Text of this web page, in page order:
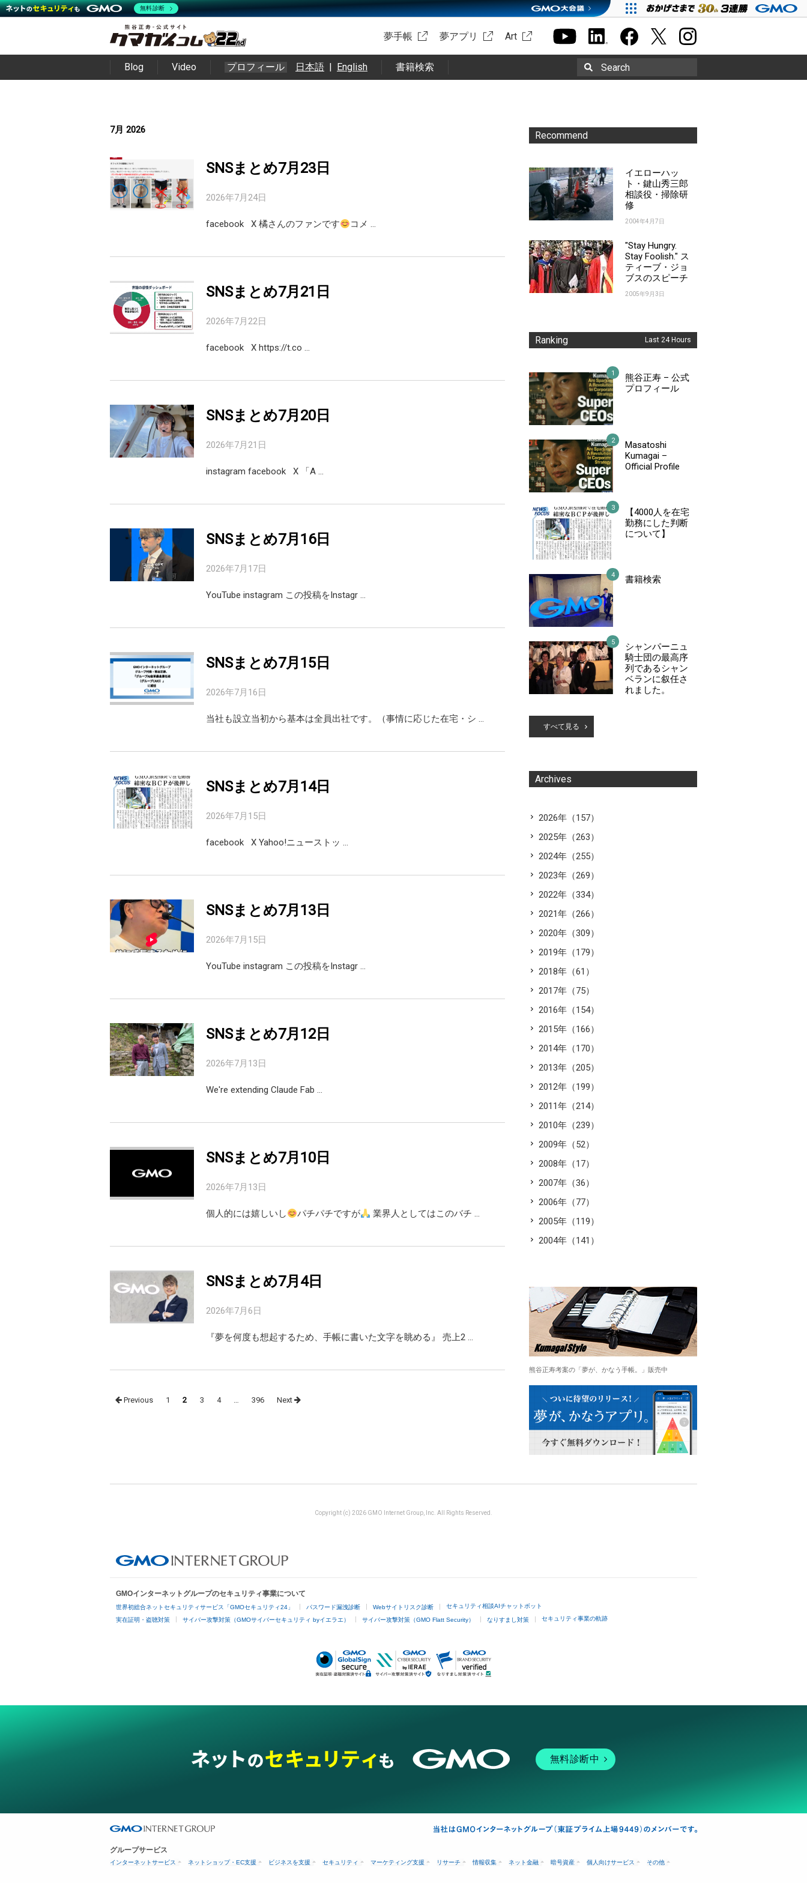
夢手帳 夢アプリ Art
Blog Video プロフィール 日本語 | English 書籍検索 Search
7月 2026
SNSまとめ7月23日
2026年7月24日
facebook X 橘さんのファンです コメ …
SNSまとめ7月21日
2026年7月22日
facebook X https://t.co …
SNSまとめ7月20日
2026年7月21日
instagram facebook X 「A …
SNSまとめ7月16日
2026年7月17日
YouTube instagram この投稿をInstagr …
SNSまとめ7月15日
2026年7月16日
当社も設立当初から基本は全員出社です。（事情に応じた在宅・シ …
SNSまとめ7月14日
2026年7月15日
facebook X Yahoo!ニューストッ …
SNSまとめ7月13日
2026年7月15日
YouTube instagram この投稿をInstagr …
SNSまとめ7月12日
2026年7月13日
We're extending Claude Fab …
SNSまとめ7月10日
2026年7月13日
個人的には嬉しいし パチパチですが 業界人としてはこのバチ …
SNSまとめ7月4日
2026年7月6日
『夢を何度も想起するため、手帳に書いた文字を眺める』 売上2 …
PostsPrevious 1 2 3 4 … 396 Next
Recommend
イエローハッ
ト・鍵山秀三郎
相談役・掃除研
修
2004年4月7日
"Stay Hungry.
Stay Foolish." ス
ティーブ・ジョ
ブスのスピーチ
2005年9月3日
Ranking Last 24 Hours
熊谷正寿 – 公式
プロフィール
Masatoshi
Kumagai –
Official Profile
【4000人を在宅
勤務にした判断
について】
書籍検索
シャンパーニュ
騎士団の最高序
列であるシャン
ベランに叙任さ
れました。
すべて見る
Archives
2026年（157）
2025年（263）
2024年（255）
2023年（269）
2022年（334）
2021年（266）
2020年（309）
2019年（179）
2018年（61）
2017年（75）
2016年（154）
2015年（166）
2014年（170）
2013年（205）
2012年（199）
2011年（214）
2010年（239）
2009年（52）
2008年（17）
2007年（36）
2006年（77）
2005年（119）
2004年（141）
熊谷正寿考案の「夢が、かなう手帳。」販売中
Copyright (c) 2026 GMO Internet Group, Inc. All Rights Reserved.
GMOインターネットグループのセキュリティ事業について
世界初総合ネットセキュリティサービス「GMOセキュリティ24」 パスワード漏洩診断 Webサイトリスク診断 セキュリティ相談AIチャットボット
実在証明・盗聴対策 サイバー攻撃対策（GMOサイバーセキュリティ byイエラエ） サイバー攻撃対策（GMO Flatt Security） なりすまし対策 セキュリティ事業の軌跡
無料診断中
グループサービス
インターネットサービス ネットショップ・EC支援 ビジネスを支援 セキュリティ マーケティング支援 リサーチ 情報収集 ネット金融 暗号資産 個人向けサービス その他
無料診断